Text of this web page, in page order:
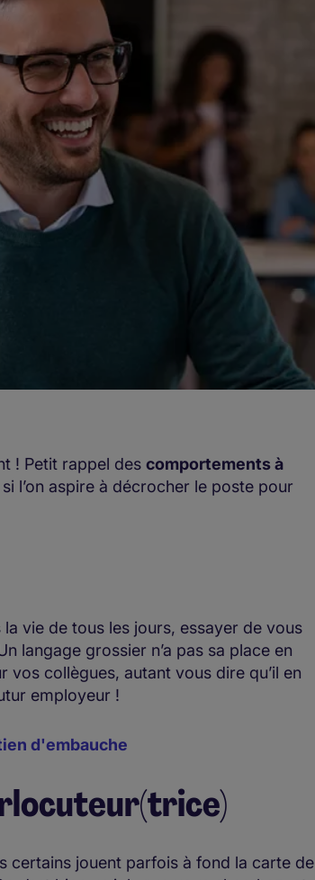
! Petit rappel des comportements à
l’on aspire à décrocher le poste pour
vie de tous les jours, essayer de vous
langage grossier n’a pas sa place en
collègues, autant vous dire qu’il en
employeur !
d'embauche
certains jouent parfois à fond la carte de